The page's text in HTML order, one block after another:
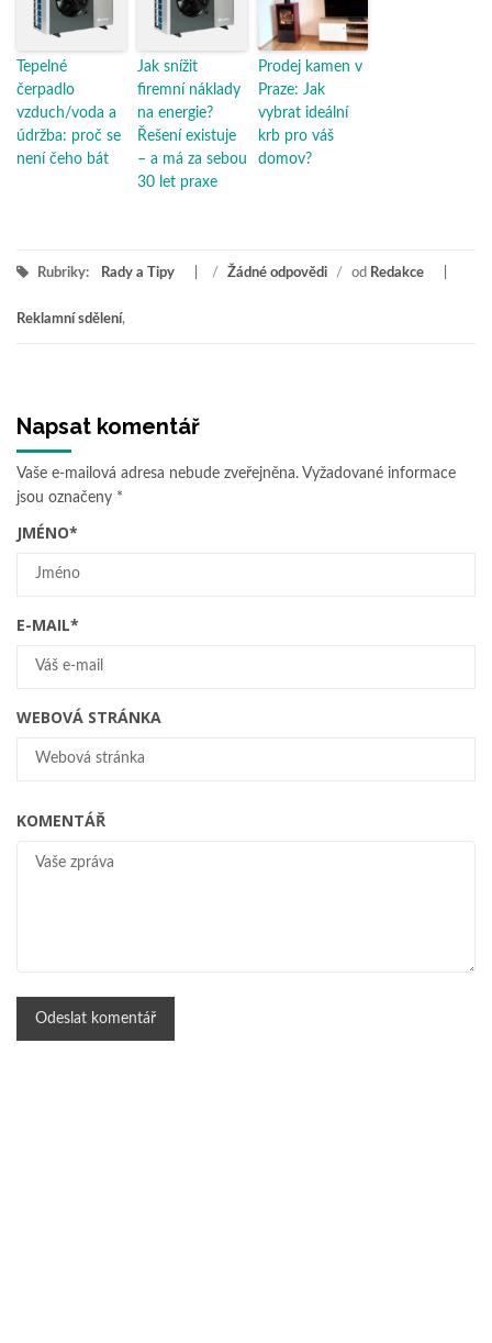
Tepelné
čerpadlo
vzduch/voda a
údržba: proč se
není čeho bát
Jak snížit
firemní náklady
na energie?
Řešení existuje
– a má za sebou
30 let praxe
Prodej kamen v
Praze: Jak
vybrat ideální
krb pro váš
domov?
Rubriky: Rady a Tipy / Žádné odpovědi / od Redakce
Reklamní sdělení,
Napsat komentář
Vaše e-mailová adresa nebude zveřejněna. Vyžadované informace
jsou označeny *
JMÉNO*
E-MAIL*
WEBOVÁ STRÁNKA
KOMENTÁŘ